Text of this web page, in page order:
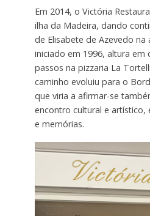
Em 2014, o Victória
ilha da Madeira, dando
de Elisabete de Azevedo na
iniciado em 1996, altura em
passos na pizzaria La
caminho evoluiu para o
que viria a afirmar-se
encontro cultural e artístico,
e memórias.